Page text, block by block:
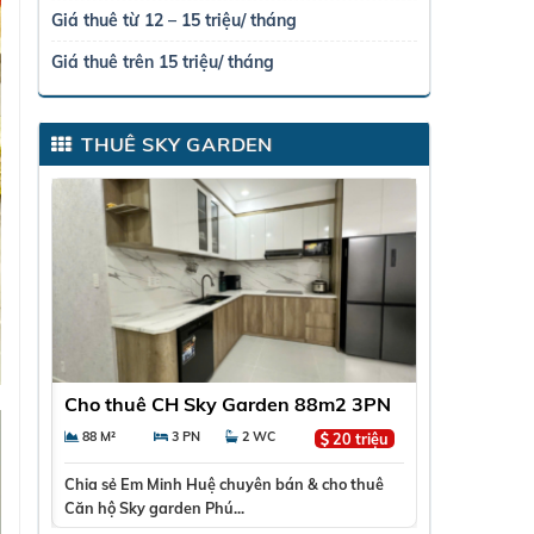
Giá thuê từ 12 – 15 triệu/ tháng
Giá thuê trên 15 triệu/ tháng
THUÊ SKY GARDEN
Thuê Duplex Sky Garden 1 Quận 7 –
Diện tích lớn 130m2, View lầu cao,
130 M² 3 PN 3 WC 30 triệu
Chia sẻ💎 ĐẲNG CẤP DUPLEX SKY GARDEN 1 –
CĂN GÓC THÔNG TẦNG – VIEW...